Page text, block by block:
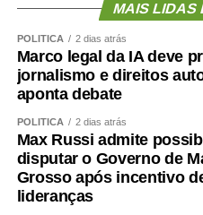
MAIS LIDAS
POLÍTICA 2 dias atrás
Marco legal da IA deve
jornalismo e direitos
aponta debate
POLÍTICA 2 dias atrás
Max Russi admite
disputar o Governo de
Grosso após incentivo
lideranças